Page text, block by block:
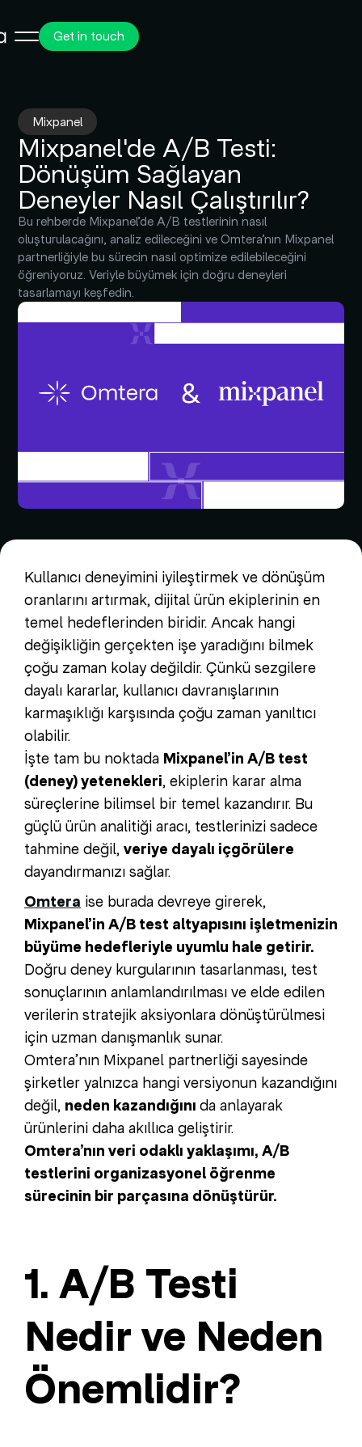
Get in touch
Mixpanel
Mixpanel'de A/B Testi:
Dönüşüm Sağlayan
Deneyler Nasıl Çalıştırılır?
Bu rehberde Mixpanel’de A/B testlerinin nasıl
oluşturulacağını, analiz edileceğini ve Omtera’nın Mixpanel
partnerliğiyle bu sürecin nasıl optimize edilebileceğini
öğreniyoruz. Veriyle büyümek için doğru deneyleri
tasarlamayı keşfedin.
Kullanıcı deneyimini iyileştirmek ve dönüşüm
oranlarını artırmak, dijital ürün ekiplerinin en
temel hedeflerinden biridir. Ancak hangi
değişikliğin gerçekten işe yaradığını bilmek
çoğu zaman kolay değildir. Çünkü sezgilere
dayalı kararlar, kullanıcı davranışlarının
karmaşıklığı karşısında çoğu zaman yanıltıcı
olabilir.
İşte tam bu noktada Mixpanel’in A/B test
(deney) yetenekleri, ekiplerin karar alma
süreçlerine bilimsel bir temel kazandırır. Bu
güçlü ürün analitiği aracı, testlerinizi sadece
tahmine değil, veriye dayalı içgörülere
dayandırmanızı sağlar.
Omtera ise burada devreye girerek,
Mixpanel’in A/B test altyapısını işletmenizin
büyüme hedefleriyle uyumlu hale getirir.
Doğru deney kurgularının tasarlanması, test
sonuçlarının anlamlandırılması ve elde edilen
verilerin stratejik aksiyonlara dönüştürülmesi
için uzman danışmanlık sunar.
Omtera’nın Mixpanel partnerliği sayesinde
şirketler yalnızca hangi versiyonun kazandığını
değil, neden kazandığını da anlayarak
ürünlerini daha akıllıca geliştirir.
Omtera’nın veri odaklı yaklaşımı, A/B
testlerini organizasyonel öğrenme
sürecinin bir parçasına dönüştürür.
1. A/B Testi
Nedir ve Neden
Önemlidir?